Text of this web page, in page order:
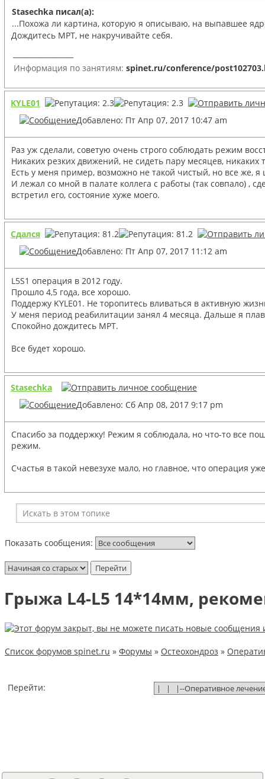
Stasechka писал(а):
...Похожа ли картина, которую я описываю, на выпавшее
Дождитесь МРТ, не накручивайте себя.
Информация по занятиям: spinet.ru/conference/
KYLE01
Добавлено: Пт Апр 07, 2017 10:47 am
Раз уж сделали, советую очень строго соблюдать режим
Никаких резких движений, не сидеть пару месяцев,
Есть у меня пример, возможно не такой чистый, но все же,
И лежал со мной в палате коллега с работы (так совпало) ,
встретил его, состояние хуже моего.
Сдался
Добавлено: Пт Апр 07, 2017 11:12 am
L5S1 операция в 2012 году.
Прошло 4,5 года, все хорошо.
Поддержу KYLE01. Не торопитесь вливаться в активную
У меня период реабилитации занял 4 месяца. Дальше я
Спокойно дождитесь МРТ.
Все будет хорошо.
Stasechka
Добавлено: Сб Апр 08, 2017 9:17 pm
Спасибо за поддержку! Режим я соблюдала, но что-то все
режим.
Счастья в такой невезухе мало, но главное, что операция
Показать сообщения:
Грыжа L4-L5 14*14мм,
Список форумов spinet.ru » Форумы » Остеохондроз »
Перейти: